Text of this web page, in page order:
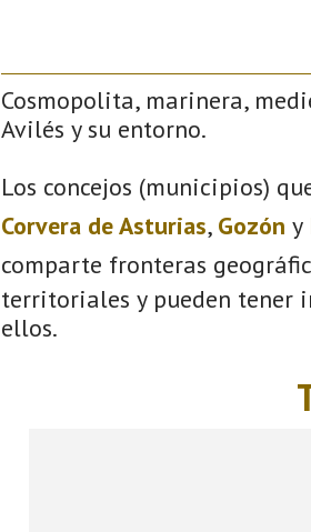
Cosmopolita, marinera,
Avilés y su entorno.
Los concejos (municipios)
Corvera de Asturias, Gozón y
comparte fronteras
territoriales y pueden tener
ellos.